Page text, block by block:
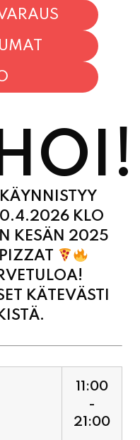
KLO
KESÄN 2025
KÄTEVÄSTI
11:00
-
21:00